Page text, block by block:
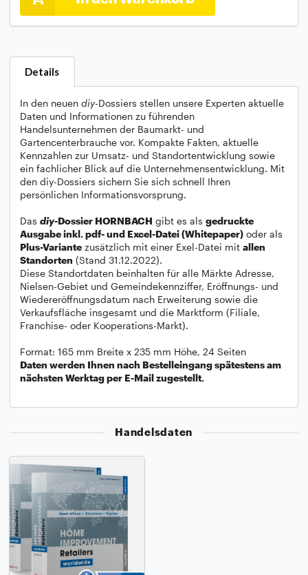
Details
In den neuen diy-Dossiers stellen unsere Experten aktuelle
Daten und Informationen zu führenden
Handelsunternehmen der Baumarkt- und
Gartencenterbrauche vor. Kompakte Fakten, aktuelle
Kennzahlen zur Umsatz- und Standortentwicklung sowie
ein fachlicher Blick auf die Unternehmensentwicklung. Mit
den diy-Dossiers sichern Sie sich schnell Ihren
persönlichen Informationsvorsprung.
Das diy-Dossier HORNBACH gibt es als gedruckte
Ausgabe inkl. pdf- und Excel-Datei (Whitepaper) oder als
Plus-Variante zusätzlich mit einer Exel-Datei mit allen
Standorten (Stand 31.12.2022).
Diese Standortdaten beinhalten für alle Märkte Adresse,
Nielsen-Gebiet und Gemeindekennziffer, Eröffnungs- und
Wiedereröffnungsdatum nach Erweiterung sowie die
Verkaufsfläche insgesamt und die Marktform (Filiale,
Franchise- oder Kooperations-Markt).
Format: 165 mm Breite x 235 mm Höhe, 24 Seiten
Daten werden Ihnen nach Bestelleingang spätestens am
nächsten Werktag per E-Mail zugestellt.
Handelsdaten